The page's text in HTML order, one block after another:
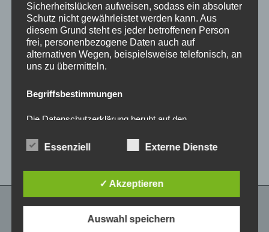
CONCAVER CVR1
19×8,5 ET40 5×112
450,00€ *
Bewertet
von
5
CONCAVER CVR1
Bewertet
von
5
RECHTLICHES
Sicherheitslücken aufweisen, sodass ein absoluter
Schutz nicht gewährleistet werden kann. Aus
diesem Grund steht es jeder betroffenen Person
frei, personenbezogene Daten auch auf
alternativen Wegen, beispielsweise telefonisch, an
uns zu übermitteln.
Begriffsbestimmungen
Die Datenschutzerklärung beruht auf den
Richtlinien- und Verordnungsgeber beim Erlass der
Datenschutz-Grundverordnung (DS-GVO) verwendet
Um dies zu gewährleisten, möchten wir vorab die
verwendeten Begrifflichkeiten erläutern.
Wir verwenden in dieser Datenschutzerklärung
Essenziell Externe Dienste
✓ Akzeptieren
Auswahl speichern